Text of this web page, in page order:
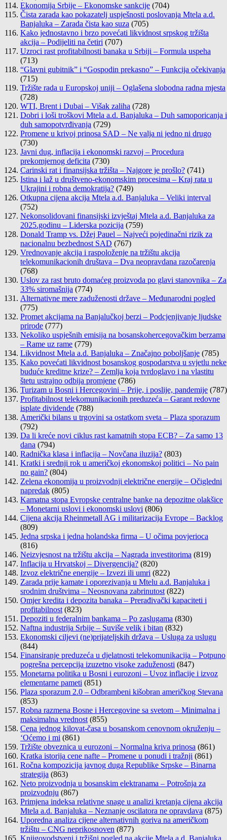
Ekonomija Srbije – Ekonomske sankcije (704)
Čista zarada kao pokazatelj uspješnosti poslovanja Mtela a.d.
Banjaluka – Zarada čista kao suza (705)
Kako jednostavno i brzo povećati likvidnost srpskog tržišta
akcija – Podijeliti na četiri (707)
Uzroci rast profitabilnosti banaka u Srbiji – Formula uspeha
(713)
“Glavni gubitnik” i “Gospodin prekasno” – Funkcija očekivanja
(715)
Tržište rada u Europskoj uniji – Oglašena slobodna radna mjesta
(728)
WTI, Brent i Dubai – Višak zaliha (728)
Dobri i loši troškovi Mtela a.d. Banjaluka – Duh samoporicanja i
duh samopotvrđivanja (729)
Promene u krivoj prinosa SAD – Ne valja ni jedno ni drugo
(730)
Javni dug, inflacija i ekonomski razvoj – Procedura
prekomjernog deficita (730)
Carinski rat i finansijska tržišta – Najgore je prošlo? (741)
Istina i laž u društveno-ekonomskim procesima – Kraj rata u
Ukrajini i robna demokratija? (749)
Otkupna cijena akcija Mtela a.d. Banjaluka – Veliki interval
(752)
Nekonsolidovani finansijski izvještaj Mtela a.d. Banjaluka za
2025.godinu – Liderska pozicija (759)
Donald Tramp vs. Džej Pauel – Najveći pojedinačni rizik za
nacionalnu bezbednost SAD (767)
Vrednovanje akcija i raspoloženje na tržištu akcija
telekomunikacionih društava – Dva neopravdana razočarenja
(768)
Uslov za rast bruto domaćeg proizvoda po glavi stanovnika – Za
33% siromašnija (774)
Alternativne mere zaduženosti države – Međunarodni pogled
(775)
Promet akcijama na Banjalučkoj berzi – Podcjenjivanje ljudske
prirode (777)
Nekoliko uspješnih emisija na bosanskohercegovačkim berzama
– Rame uz rame (779)
Likvidnost Mtela a.d. Banjaluka – Značajno poboljšanje (785)
Kako povećati likvidnost bosanskog gospodarstva u svjetlu neke
buduće kreditne krize? – Zemlja koja tvrdoglavo i na vlastitu
štetu ustrajno odbija promjene (786)
Turizam u Bosni i Hercegovini – Prije, i poslije, pandemije (787)
Profitabilnost telekomunikacionih preduzeća – Garant redovne
isplate dividende (788)
Američki bilans u trgovini sa ostatkom sveta – Plaza sporazum
(792)
Da li kreće novi ciklus rast kamatnih stopa ECB? – Za samo 13
dana (794)
Radnička klasa i inflacija – Novčana iluzija? (803)
Kratki i srednji rok u američkoj ekonomskoj politici – No pain
no gain? (804)
Zelena ekonomija u proizvodnji električne energije – Očigledni
napredak (805)
Kamatna stopa Evropske centralne banke na depozitne olakšice
– Monetarni uslovi i ekonomski uslovi (806)
Cijena akcija Rheinmetall AG i militarizacija Evrope – Backlog
(809)
Jedna srpska i jedna holandska firma – U očima povjerioca
(816)
Neizvjesnost na tržištu akcija – Nagrada investitorima (819)
Inflacija u Hrvatskoj – Divergencija? (820)
Izvoz električne energije – Izvezi ili umri (822)
Zarada prije kamate i oporezivanja u Mtelu a.d. Banjaluka i
srodnim društvima – Neosnovana zabrinutost (822)
Omjer kredita i depozita banaka – Prerađivački kapaciteti i
profitabilnost (823)
Depoziti u federalnim bankama – Po zaslugama (830)
Naftna industrija Srbije – Suviše velik i bitan (832)
Ekonomski ciljevi (ne)prijateljskih država – Usluga za uslugu
(844)
Finansiranje preduzeća u djelatnosti telekomunikacija – Potpuno
pogrešna percepcija izuzetno visoke zaduženosti (847)
Monetarna politika u Bosni i eurozoni – Uvoz inflacije i izvoz
elementarne pameti (851)
Plaza sporazum 2.0 – Odbrambeni kišobran američkog Stevana
(853)
Robna razmena Bosne i Hercegovine sa svetom – Minimalna i
maksimalna vrednost (855)
Cena jednog kilovat-časa u bosanskom cenovnom okruženju –
‘Oćemo i mi (861)
Tržište obveznica u eurozoni – Normalna kriva prinosa (861)
Kratka istorija cene nafte – Promene u ponudi i tražnji (861)
Ročna kompozicija javnog duga Republike Srpske – Binarna
strategija (863)
Neto proizvodnja u bosanskim elektranama – Potrošnja za
proizvodnju (867)
Primjena indeksa relativne snage u analizi kretanja cijena akcija
Mtela a.d. Banjaluka – Neznanje oscilatora ne opravdava (875)
Uporedna analiza cijene alternativnih goriva na američkom
tržištu – CNG neprikosnoven (877)